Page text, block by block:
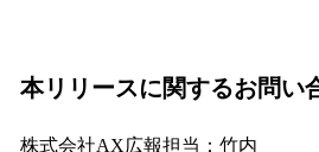
本リリースに関するお問い
株式会社AX広報担当：竹内